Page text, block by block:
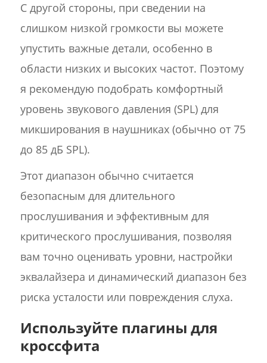
С другой стороны, при сведении на
слишком низкой громкости вы можете
упустить важные детали, особенно в
области низких и высоких частот. Поэтому
я рекомендую подобрать комфортный
уровень звукового давления (SPL) для
микширования в наушниках (обычно от 75
до 85 дБ SPL).
Этот диапазон обычно считается
безопасным для длительного
прослушивания и эффективным для
критического прослушивания, позволяя
вам точно оценивать уровни, настройки
эквалайзера и динамический диапазон без
риска усталости или повреждения слуха.
Используйте плагины для
кроссфита